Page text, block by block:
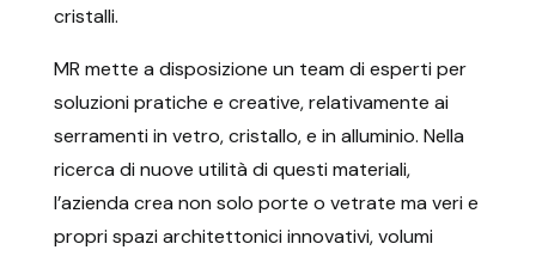
cristalli.
MR mette a disposizione un team di esperti per
soluzioni pratiche e creative, relativamente ai
serramenti in vetro, cristallo, e in alluminio. Nella
ricerca di nuove utilità di questi materiali,
l’azienda crea non solo porte o vetrate ma veri e
propri spazi architettonici innovativi, volumi